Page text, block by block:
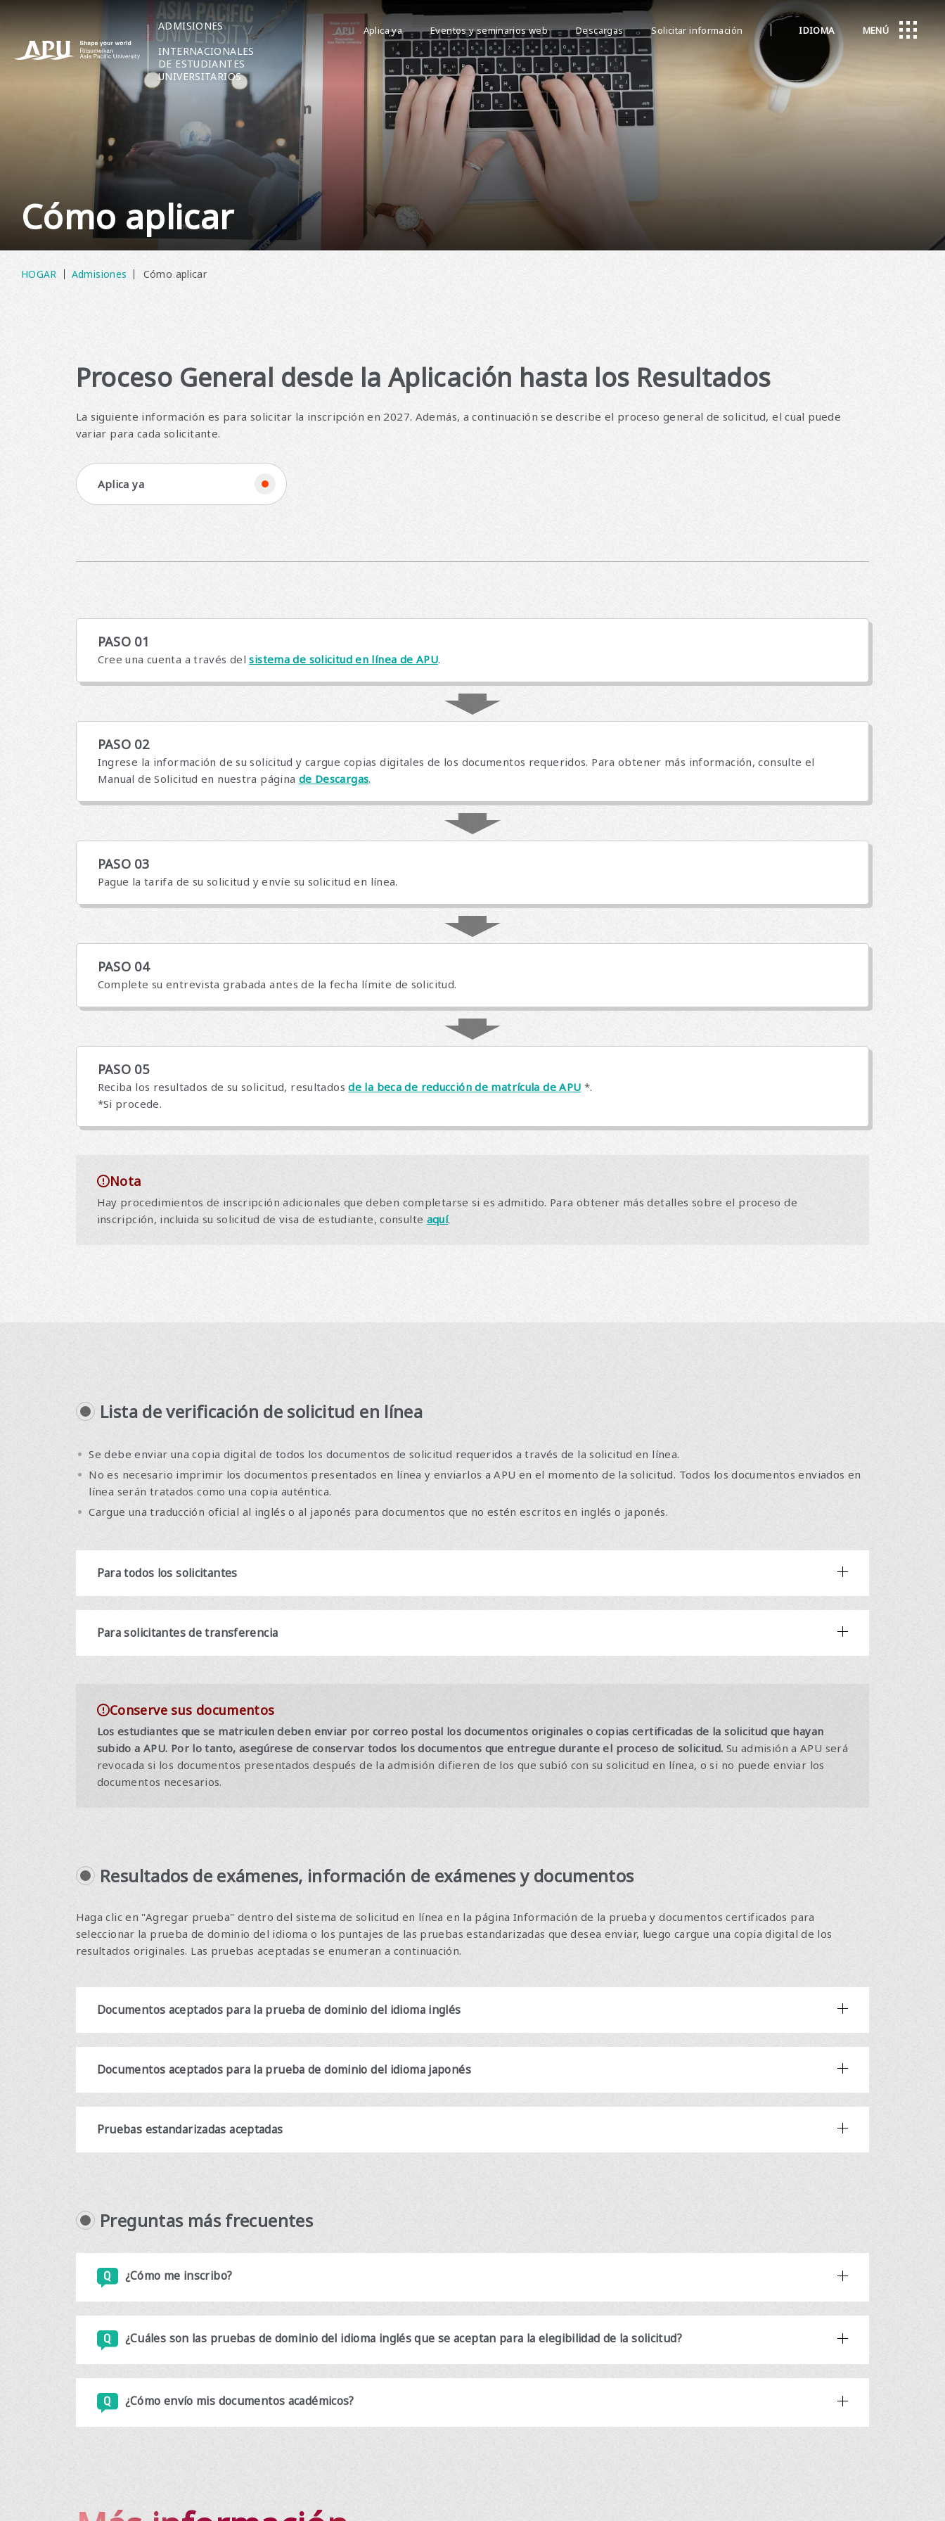
ADMISIONES
​ ​
INTERNACIONALES
DE ESTUDIANTES
UNIVERSITARIOS
Aplica ya Eventos y seminarios web Descargas Solicitar información IDIOMA MENÚ
Cómo aplicar
HOGAR Admisiones Cómo aplicar
Proceso General desde la Aplicación hasta los Resultados
La siguiente información es para solicitar la inscripción en 2027. Además, a continuación se describe el proceso general de solicitud, el cual puede
variar para cada solicitante.
Aplica ya
PASO 01
Cree una cuenta a través delsistema de solicitud en línea de APU.
PASO 02
Ingrese la información de su solicitud y cargue copias digitales de los documentos requeridos. Para obtener más información, consulte el
Manual de Solicitud en nuestra página de Descargas.
PASO 03
Pague la tarifa de su solicitud y envíe su solicitud en línea.
PASO 04
Complete su entrevista grabada antes de la fecha límite de solicitud.
PASO 05
Reciba los resultados de su solicitud, resultadosde la beca de reducción de matrícula de APU *.
*Si procede.
Nota
Hay procedimientos de inscripción adicionales que deben completarse si es admitido. Para obtener más detalles sobre el proceso de
inscripción, incluida su solicitud de visa de estudiante, consulte aquí.
Lista de verificación de solicitud en línea
Se debe enviar una copia digital de todos los documentos de solicitud requeridos a través de la solicitud en línea.
No es necesario imprimir los documentos presentados en línea y enviarlos a APU en el momento de la solicitud. Todos los documentos enviados en
línea serán tratados como una copia auténtica.
Cargue una traducción oficial al inglés o al japonés para documentos que no estén escritos en inglés o japonés.
Para todos los solicitantes
Para solicitantes de transferencia
Conserve sus documentos
Los estudiantes que se matriculen deben enviar por correo postal los documentos originales o copias certificadas de la solicitud que hayan
subido a APU. Por lo tanto, asegúrese de conservar todos los documentos que entregue durante el proceso de solicitud. Su admisión a APU será
revocada si los documentos presentados después de la admisión difieren de los que subió con su solicitud en línea, o si no puede enviar los
documentos necesarios.
Resultados de exámenes, información de exámenes​ ​y documentos
Haga clic en "Agregar prueba" dentro del sistema de solicitud en línea en la página Información de la prueba y documentos certificados para
seleccionar la prueba de dominio del idioma o los puntajes de las pruebas estandarizadas que desea enviar, luego cargue una copia digital de los
resultados originales. Las pruebas aceptadas se enumeran a continuación.
Documentos aceptados para la prueba de dominio del idioma inglés
Documentos aceptados para la prueba de dominio del idioma japonés
Pruebas estandarizadas aceptadas
Preguntas más frecuentes
¿Cómo me inscribo?
¿Cuáles son las pruebas de dominio del idioma inglés que se aceptan para la elegibilidad de la solicitud?
¿Cómo envío mis documentos académicos?